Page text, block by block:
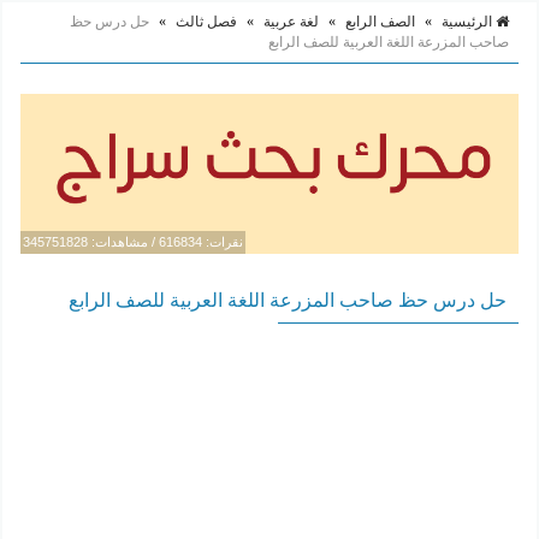
الرئيسية » الصف الرابع » لغة عربية » فصل ثالث » حل درس حظ
صاحب المزرعة اللغة العربية للصف الرابع
نقرات: 616834 / مشاهدات: 345751828
حل درس حظ صاحب المزرعة اللغة العربية للصف الرابع